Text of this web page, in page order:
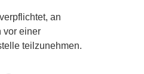
an
vor einer
teilzunehmen.